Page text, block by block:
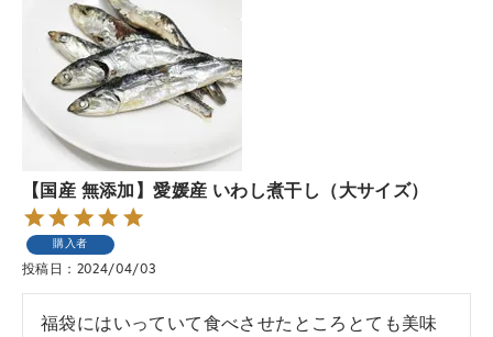
【国産 無添加】愛媛産 いわし煮干し（大サイズ）
購入者
投稿日 2024/04/03
福袋にはいっていて食べさせたところとても美味